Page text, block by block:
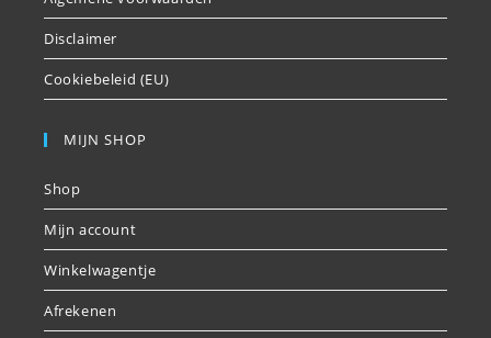
Disclaimer
Cookiebeleid (EU)
MIJN SHOP
Shop
Mijn account
Winkelwagentje
Afrekenen